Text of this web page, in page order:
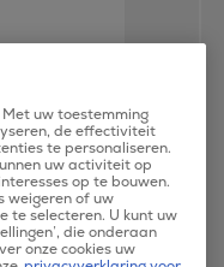
uw toestemming
de effectiviteit
te personaliseren.
uw activiteit op
op te bouwen.
weigeren of uw
te selecteren. U kunt uw
die onderaan
onze cookies uw